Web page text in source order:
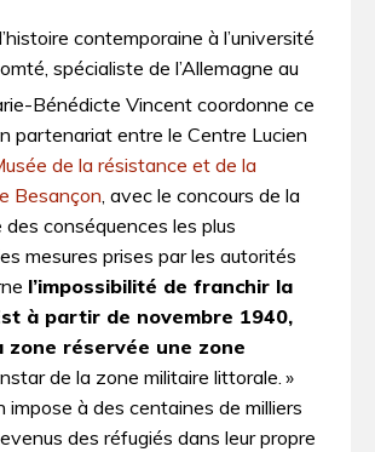
contemporaine à l’université
spécialiste de l’Allemagne au
Bénédicte Vincent coordonne ce
partenariat entre le Centre Lucien
de la résistance et de la
Besançon, avec le concours de la
des conséquences les plus
mesures prises par les autorités
l’impossibilité de franchir la
à partir de novembre 1940,
zone réservée une zone
de la zone militaire littorale. »
impose à des centaines de milliers
des réfugiés dans leur propre